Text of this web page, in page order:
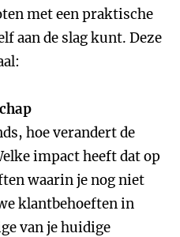
met een praktische
aan de slag kunt. Deze
hoe verandert de
impact heeft dat op
waarin je nog niet
klantbehoeften in
van je huidige